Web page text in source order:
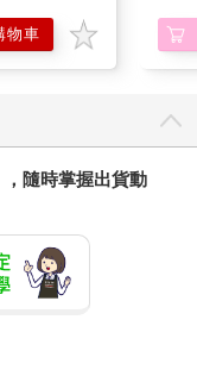
物車
隨時掌握出貨動